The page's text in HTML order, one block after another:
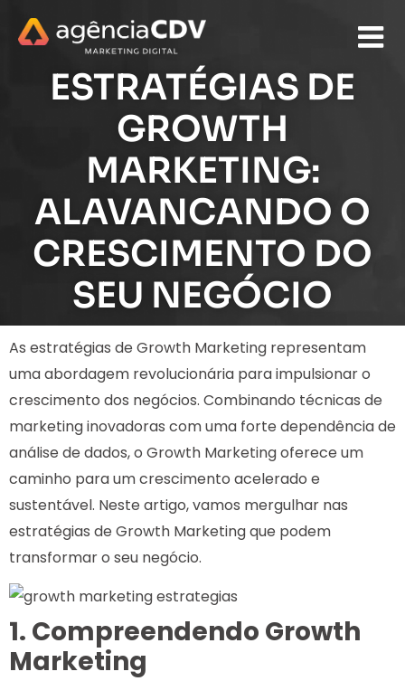
ESTRATÉGIAS DE
GROWTH
MARKETING:
ALAVANCANDO O
CRESCIMENTO DO
SEU NEGÓCIO
As estratégias de Growth Marketing representam
uma abordagem revolucionária para impulsionar o
crescimento dos negócios. Combinando técnicas de
marketing inovadoras com uma forte dependência de
análise de dados, o Growth Marketing oferece um
caminho para um crescimento acelerado e
sustentável. Neste artigo, vamos mergulhar nas
estratégias de Growth Marketing que podem
transformar o seu negócio.
1. Compreendendo Growth
Marketing